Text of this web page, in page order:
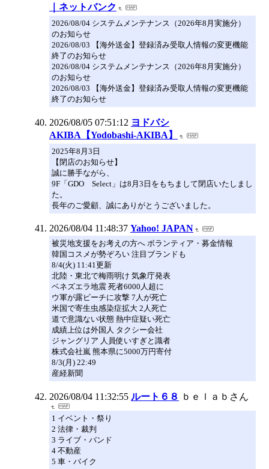
｜ネットバンク
2026/08/04 システムメンテナンス（2026年8月実施分）
のお知らせ
2026/08/03 【海外送金】登録済み受取人情報の変更機能
終了のお知らせ
2026/08/04 システムメンテナンス（2026年8月実施分）
のお知らせ
2026/08/03 【海外送金】登録済み受取人情報の変更機能
終了のお知らせ
2026/08/05 07:51:12 ヨドバシ
AKIBA【Yodobashi-AKIBA】
2025年8月3日
【閉店のお知らせ】
誠に勝手ながら、
9F「GDO Select」は8月3日をもちまして閉店いたしまし
た。
長年のご愛顧、誠にありがとうございました。
2026/08/04 11:48:37 Yahoo! JAPAN
被災地支援をお考えの方へ ボランティア・募金情報
韓国コスメが勢ぞろい 注目ブランドも
8/4(火) 11:41更新
北陸・東北で梅雨明け 気象庁発表
ベネズエラ地震 死者6000人超に
ウ軍が露ビーチに攻撃 7人が死亡
米国で寄生虫感染症拡大 2人死亡
道で意識ない状態 熱中症疑い死亡
成績上位は外国人 タクシー会社
ジャングリア 人員使いすぎと識者
株式会社嵐 熊本県に5000万円寄付
8/3(月) 22:49
産経新聞
2026/08/04 11:32:55 ルート６８ ｂｅｌａｂさん
1 イベント・祭り
2 法律・裁判
3 ライブ・バンド
4 不動産
5 車・バイク